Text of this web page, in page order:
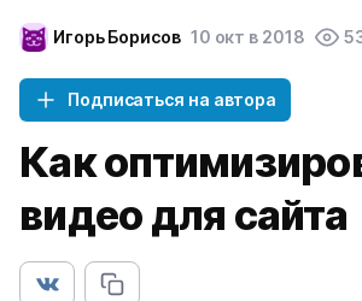
Игорь Борисов 10 окт в 2018
Подписаться на автора
Как
видео для сайта